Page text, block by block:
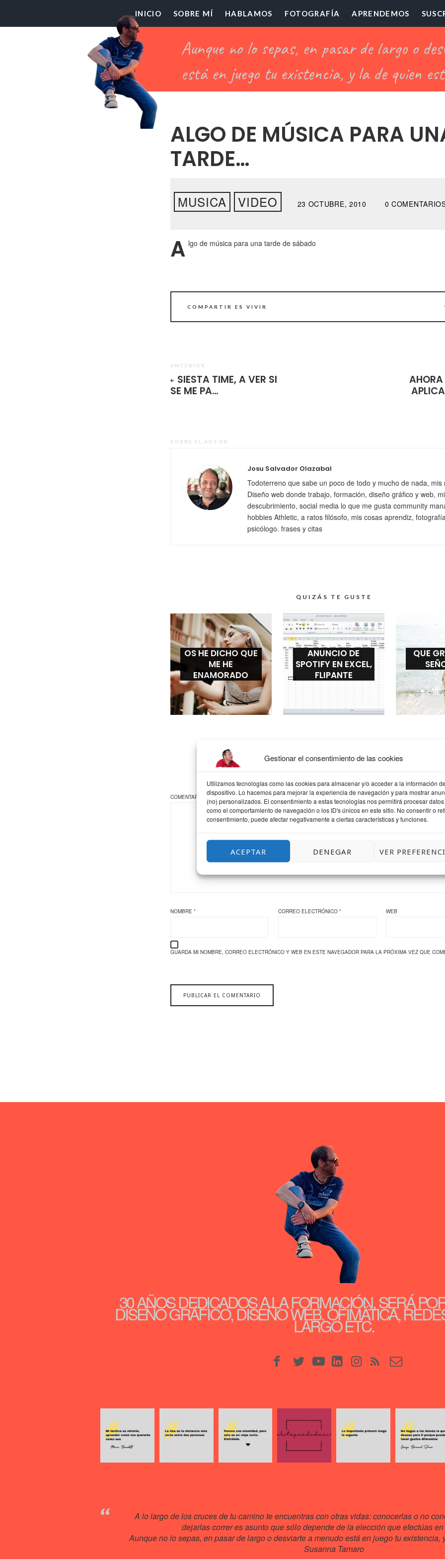
Gestionar el consentimiento de las cookies
Utilizamos tecnologías como las cookies para almacenar y/o acceder a la información
dispositivo. Lo hacemos para mejorar la experiencia de navegación y para mostrar
(no) personalizados. El consentimiento a estas tecnologías nos permitirá procesar datos
como el comportamiento de navegación o los ID's únicos en este sitio. No consentir o
consentimiento, puede afectar negativamente a ciertas características y funciones.
ACEPTAR DENEGAR VER
El
Profesor
Chillón
INICIO SOBRE MÍ HABLAMOS FOTOGRAFÍA APRENDEMOS
ALGO DE MÚSICA PARA
TARDE…
MUSICA VIDEO 23 OCTUBRE, 2010 0
A lgo de música para una tarde de sábado
COMPARTIR ES VIVIR
ANTERIOR
SIESTA TIME, A VER SI
SE ME PA…
SOBRE EL AUTOR
Josu Salvador Olazabal
Todoterreno que sabe un poco de todo y mucho de nada, mis
Diseño web donde trabajo, formación, diseño gráfico y web, mi
descubrimiento, social media lo que me gusta community
hobbies Athletic, a ratos filósofo, mis cosas aprendiz,
psicólogo. frases y citas
QUIZÁS TE GUSTE
OS HE DICHO QUE
ME HE
ENAMORADO
ANUNCIO DE
SPOTIFY EN EXCEL,
FLIPANTE
QUE
COMENTARIO *
NOMBRE * CORREO ELECTRÓNICO* WEB
GUARDA MI NOMBRE, CORREO ELECTRÓNICO Y WEB EN ESTE NAVEGADOR PARA LA PRÓXIMA VEZ QUE
30 AÑOS DEDICADOS A LA FORMACIÓN, SERÁ
DISEÑO GRÁFICO, DISEÑO WEB, OFIMÁTICA,
LARGO ETC.
A lo largo de los cruces de tu camino te encuentras con otras vidas: conocerlas o no
dejarlas correr es asunto que sólo depende de la elección que efectúas
Aunque no lo sepas, en pasar de largo o desviarte a menudo está en juego tu existencia,
Susanna Tamaro